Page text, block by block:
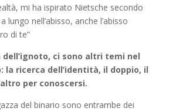
mi ha ispirato Nietsche secondo
lungo nell’abisso, anche l’abisso
di te”
ci sono altri temi nel
la ricerca dell’identità, il doppio, il
per conoscersi.
del binario sono entrambe dei